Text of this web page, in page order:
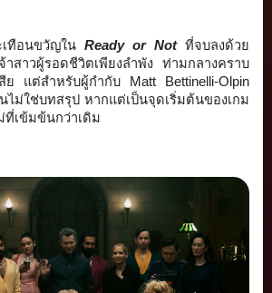
ทือนขวัญใน Ready or Not ที่จบลงด้วย
สาวผู้รอดชีวิตเพียงลำพัง ท่ามกลางคราบ
ย แต่สำหรับผู้กำกับ Matt Bettinelli-Olpin
ไม่ใช่บทสรุป หากแต่เป็นจุดเริ่มต้นของเกม
ที่เข้มข้นกว่าเดิม